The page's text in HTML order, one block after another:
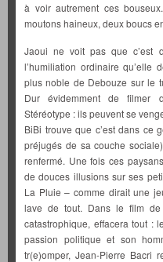
à voir autrement ces
moutons haineux, deux boucs
Jaoui ne voit pas que c’est
l’humiliation ordinaire
plus noble de Debouze sur le
Dur évidemment de filmer
Stéréotype : ils peuvent se
BiBi trouve que c’est dans ce
préjugés de sa couche
renfermé. Une fois ces
de douces illusions sur ses
La Pluie – comme dirait une
lave de tout. Dans le film
catastrophique, effacera tout :
passion politique et son
tr(e)omper, Jean-Pierre Bacri